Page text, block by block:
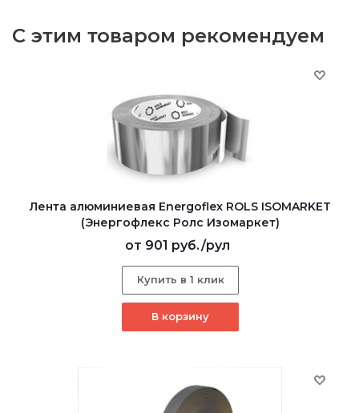
С этим товаром рекомендуем
Лента алюминиевая Energoflex ROLS ISOMARKET
(Энергофлекс Ролс Изомаркет)
от 901 руб./рул
Купить в 1 клик
В корзину